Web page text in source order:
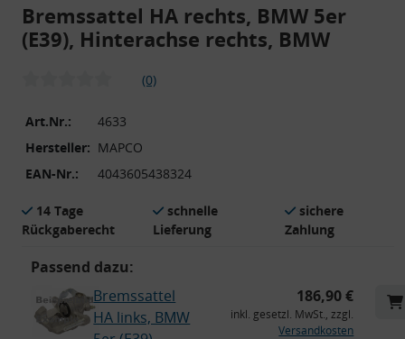
Bremssattel HA rechts, BMW 5er
(E39), Hinterachse rechts, BMW
(0)
Art.Nr.:
4633
Hersteller: MAPCO
EAN-Nr.:
4043605438324
14 Tage
Rückgaberecht
schnelle
Lieferung
sichere
Zahlung
Passend dazu:
Bremssattel
HA links, BMW
186,90 €
inkl. gesetzl. MwSt., zzgl.
Versandkosten